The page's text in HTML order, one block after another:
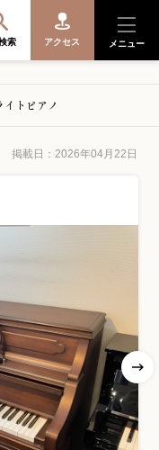
索 アクセス メニュー
トピアノ
掲載日：2026年04月22日